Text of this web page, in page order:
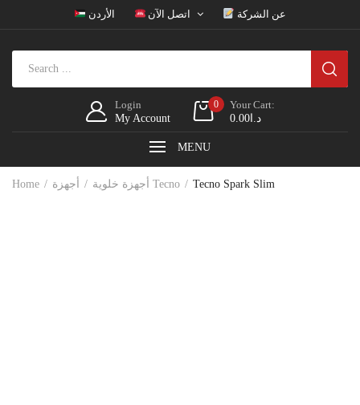
الأردن اتصل الآن عن الشركة
Login
My Account
0
Your Cart:
د.ا0.00
MENU
Home أجهزة خلوية أجهزة Tecno Tecno Spark Slim